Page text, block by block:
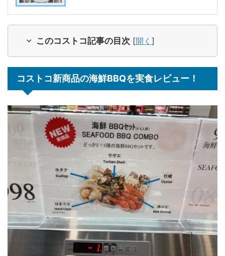
このコストコ記事の目次 [開く ]
コストコ新商品の海鮮BBQを実食レビュー！